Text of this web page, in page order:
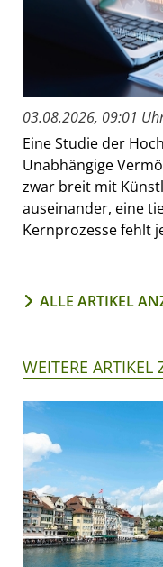
03.08.2026, 09:01
Eine Studie der
Unabhängige
zwar breit mit
auseinander, eine
Kernprozesse fehlt
ALLE ARTIKEL
WEITERE ARTIKEL